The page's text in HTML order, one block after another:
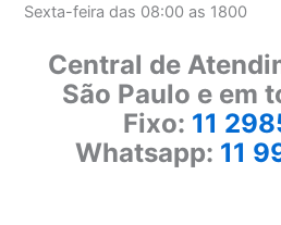
Sexta-feira das 08:00 as 1800
Central de
São Paulo e em
Fixo: 11
Whatsapp: 11